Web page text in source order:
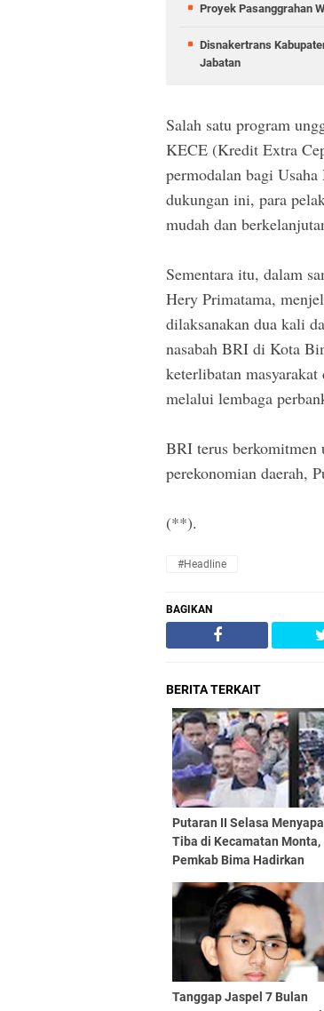
Proyek Pasanggrahan
Disnakertrans
Jabatan
Salah satu program
KECE (Kredit Extra
permodalan bagi
dukungan ini, para
mudah dan
Sementara itu, dalam
Hery Primatama,
dilaksanakan dua kali
nasabah BRI di Kota
keterlibatan
melalui lembaga
BRI terus berkomitmen
perekonomian daerah,
(**).
#Headline
BAGIKAN
BERITA TERKAIT
Putaran II Selasa Menyapa
Tiba di Kecamatan Monta,
Pemkab Bima Hadirkan
Aspirasi Langsung
Tanggap Jaspel 7 Bulan